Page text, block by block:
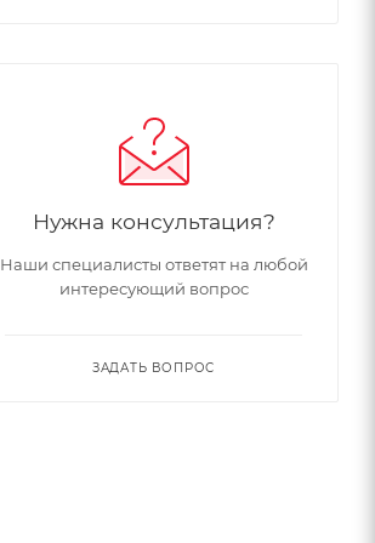
Нужна консультация?
Наши специалисты ответят на любой
интересующий вопрос
ЗАДАТЬ ВОПРОС